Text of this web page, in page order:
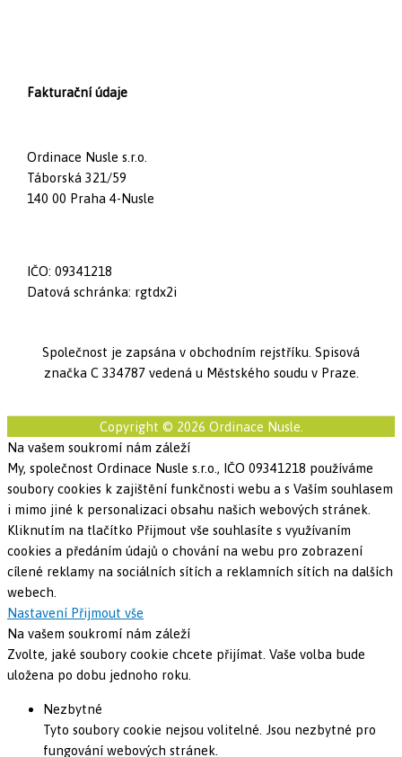
Fakturační údaje
Ordinace Nusle s.r.o.
Táborská 321/59
140 00 Praha 4-Nusle
IČO: 09341218
Datová schránka: rgtdx2i
Společnost je zapsána v obchodním rejstříku. Spisová
značka C 334787 vedená u Městského soudu v Praze.
Copyright © 2026 Ordinace Nusle.
Na vašem soukromí nám záleží
My, společnost Ordinace Nusle s.r.o., IČO 09341218 používáme
soubory cookies k zajištění funkčnosti webu a s Vaším souhlasem
i mimo jiné k personalizaci obsahu našich webových stránek.
Kliknutím na tlačítko Přijmout vše souhlasíte s využívaním
cookies a předáním údajů o chování na webu pro zobrazení
cílené reklamy na sociálních sítích a reklamních sítích na dalších
webech.
Nastavení Přijmout vše
Na vašem soukromí nám záleží
Zvolte, jaké soubory cookie chcete přijímat. Vaše volba bude
uložena po dobu jednoho roku.
Nezbytné
Tyto soubory cookie nejsou volitelné. Jsou nezbytné pro
fungování webových stránek.